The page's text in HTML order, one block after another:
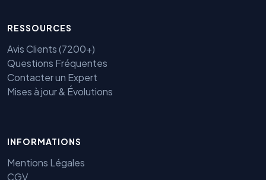
RESSOURCES
Avis Clients (7200+)
Questions Fréquentes
Contacter un Expert
Mises à jour & Évolutions
INFORMATIONS
Mentions Légales
CGV